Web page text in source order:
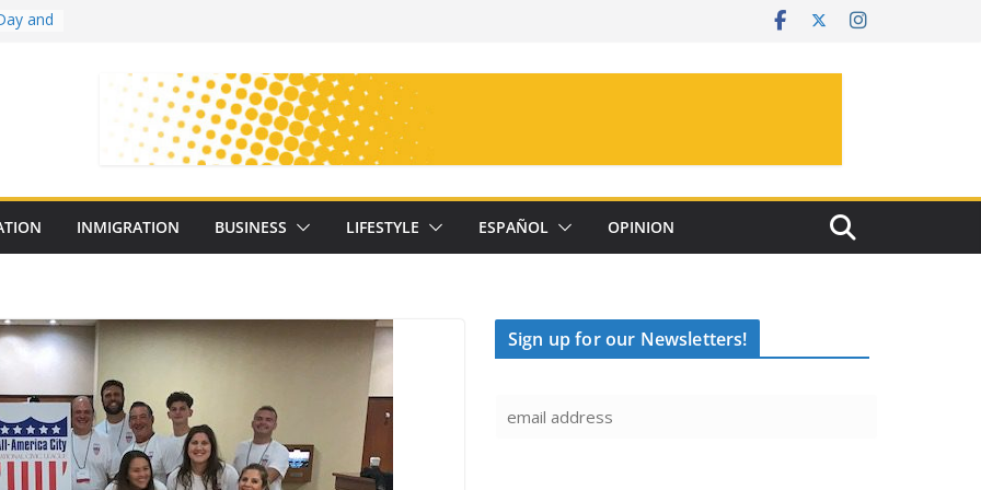
and
25
INMIGRATION BUSINESS LIFESTYLE ESPAÑOL OPINION
Sign up for our Newsletters!